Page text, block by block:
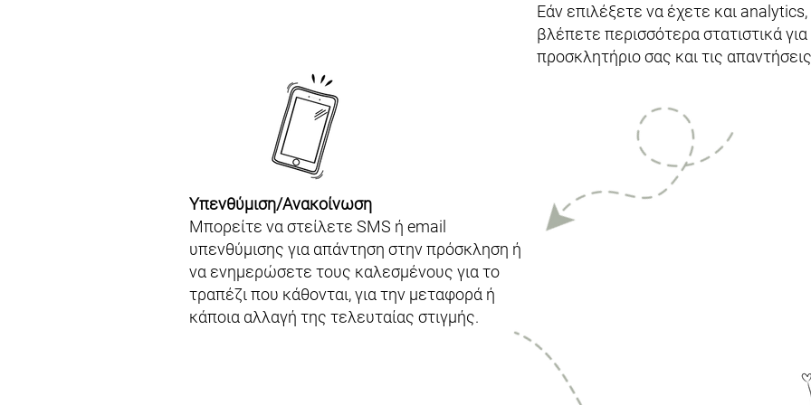
Εάν επιλέξετε να έχετε και analytics,
βλέπετε περισσότερα στατιστικά για
προσκλητήριο σας και τις
Υπενθύμιση/Ανακοίνωση
Μπορείτε να στείλετε SMS ή email
υπενθύμισης για απάντηση στην πρόσκληση ή
να ενημερώσετε τους καλεσμένους για το
τραπέζι που κάθονται, για την μεταφορά ή
κάποια αλλαγή της τελευταίας στιγμής.